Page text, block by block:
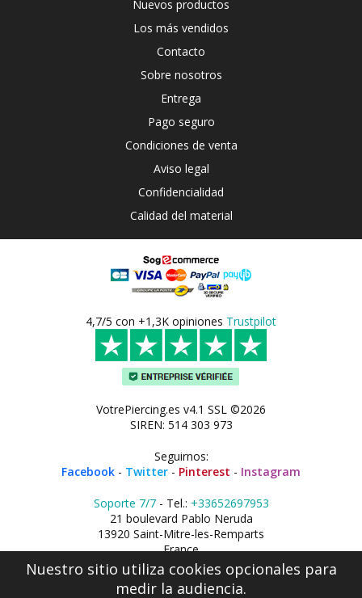
Nuevos productos
Los más vendidos
Contacto
Sobre nosotros
Entrega
Pago seguro
Condiciones de venta
Aviso legal
Confidencialidad
Calidad del material
4,7/5 con +1,3K opiniones Trustpilot
VotrePiercing.es v4.1 SSL ©2026
SIREN: 514 303 973
Seguirnos:
Facebook - Twitter - Pinterest - Instagram
Soporte 7/7- Tel.: +33652697953
21 boulevard Pablo Neruda
13920 Saint-Mitre-les-Remparts
France
Nuestro sitio utiliza cookies opcionales para
medir la audiencia.